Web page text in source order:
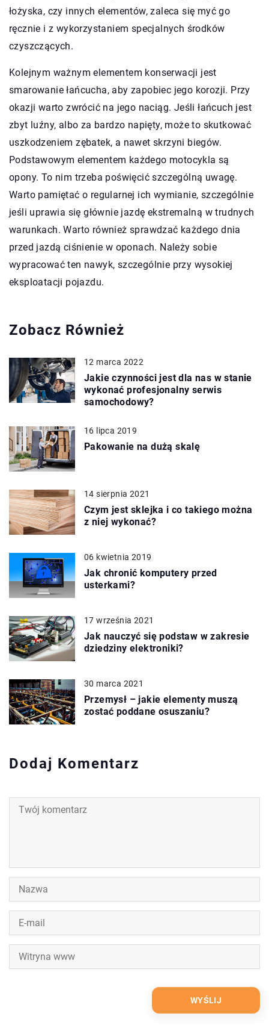
łożyska, czy innych elementów, zaleca się myć go
ręcznie i z wykorzystaniem specjalnych środków
czyszczących.
Kolejnym ważnym elementem konserwacji jest
smarowanie łańcucha, aby zapobiec jego korozji. Przy
okazji warto zwrócić na jego naciąg. Jeśli łańcuch jest
zbyt luźny, albo za bardzo napięty, może to skutkować
uszkodzeniem zębatek, a nawet skrzyni biegów.
Podstawowym elementem każdego motocykla są
opony. To nim trzeba poświęcić szczególną uwagę.
Warto pamiętać o regularnej ich wymianie, szczególnie
jeśli uprawia się głównie jazdę ekstremalną w trudnych
warunkach. Warto również sprawdzać każdego dnia
przed jazdą ciśnienie w oponach. Należy sobie
wypracować ten nawyk, szczególnie przy wysokiej
eksploatacji pojazdu.
Zobacz Również
12 marca 2022
Jakie czynności jest dla nas w stanie
wykonać profesjonalny serwis
samochodowy?
16 lipca 2019
Pakowanie na dużą skalę
14 sierpnia 2021
Czym jest sklejka i co takiego można
z niej wykonać?
06 kwietnia 2019
Jak chronić komputery przed
usterkami?
17 września 2021
Jak nauczyć się podstaw w zakresie
dziedziny elektroniki?
30 marca 2021
Przemysł – jakie elementy muszą
zostać poddane osuszaniu?
Dodaj Komentarz